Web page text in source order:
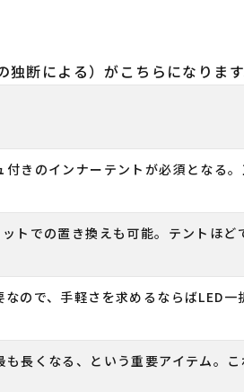
独断による）がこちらになります
きのインナーテントが必須となる
トでの置き換えも可能。テントほど
ので、手軽さを求めるならばLED一
長くなる、という重要アイテム。